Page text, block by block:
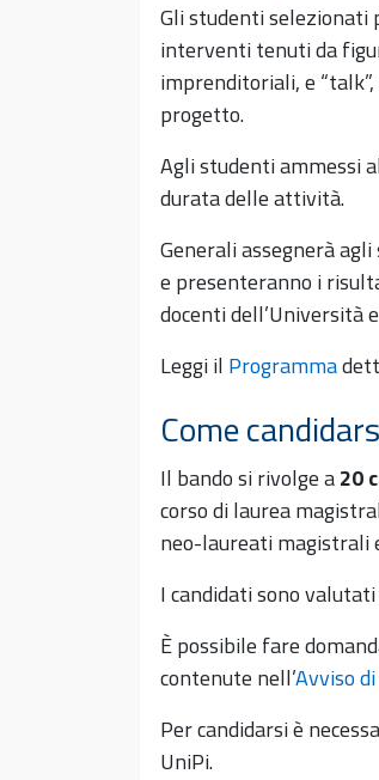
Gli studenti selezionati
interventi tenuti da
imprenditoriali, e
progetto.
Agli studenti ammessi
durata delle attività.
Generali assegnerà
e presenteranno i
docenti dell’Università
Leggi il Programma
Come
Il bando si rivolge a20
corso di laurea
neo-laureati magistrali
I candidati sono
È possibile fare
contenute nell’Avviso
Per candidarsi è
UniPi.